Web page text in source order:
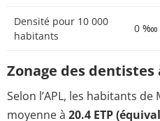
Densité pour 10 000
habitants
0 ‱
Zonage des dentistes
Selon l’APL, les habitants
moyenne à 20.4 ETP